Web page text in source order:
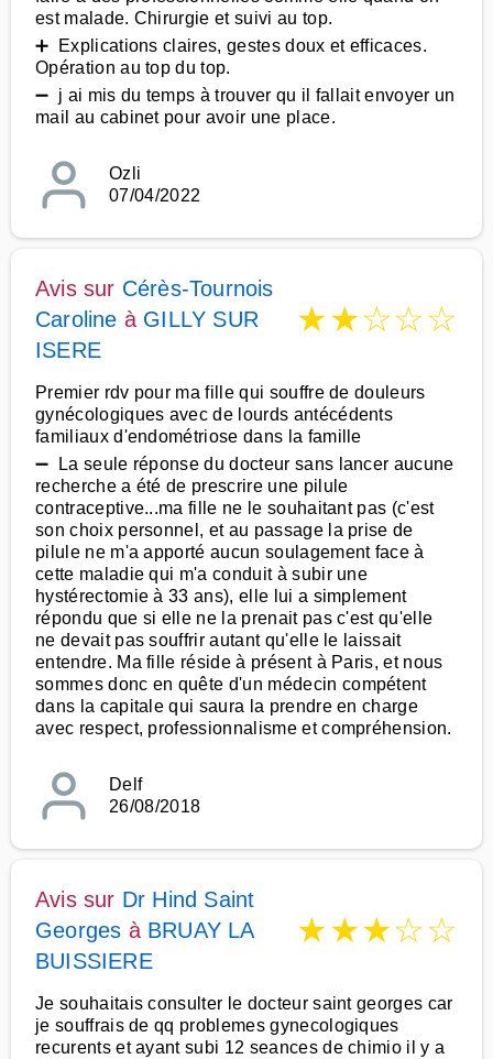
est malade. Chirurgie et suivi au top.
➕ Explications claires, gestes doux et efficaces.
Opération au top du top.
➖ j ai mis du temps à trouver qu il fallait envoyer un
mail au cabinet pour avoir une place.
Ozli
07/04/2022
Avis sur Cérès-Tournois
Caroline à GILLY SUR
ISERE
★★☆☆☆
Premier rdv pour ma fille qui souffre de douleurs
gynécologiques avec de lourds antécédents
familiaux d'endométriose dans la famille
➖ La seule réponse du docteur sans lancer aucune
recherche a été de prescrire une pilule
contraceptive...ma fille ne le souhaitant pas (c'est
son choix personnel, et au passage la prise de
pilule ne m'a apporté aucun soulagement face à
cette maladie qui m'a conduit à subir une
hystérectomie à 33 ans), elle lui a simplement
répondu que si elle ne la prenait pas c'est qu'elle
ne devait pas souffrir autant qu'elle le laissait
entendre. Ma fille réside à présent à Paris, et nous
sommes donc en quête d'un médecin compétent
dans la capitale qui saura la prendre en charge
avec respect, professionnalisme et compréhension.
Delf
26/08/2018
Avis sur Dr Hind Saint
Georges à BRUAY LA
BUISSIERE
★★★☆☆
Je souhaitais consulter le docteur saint georges car
je souffrais de qq problemes gynecologiques
recurents et ayant subi 12 seances de chimio il y a